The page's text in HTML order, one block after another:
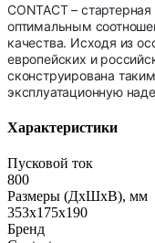
CONTACT –
оптимальным
качества. Исходя из
европейских и
сконструирована
эксплуатационную
Характеристики
Пусковой ток
800
Размеры (ДхШхВ), мм
353х175х190
Бренд